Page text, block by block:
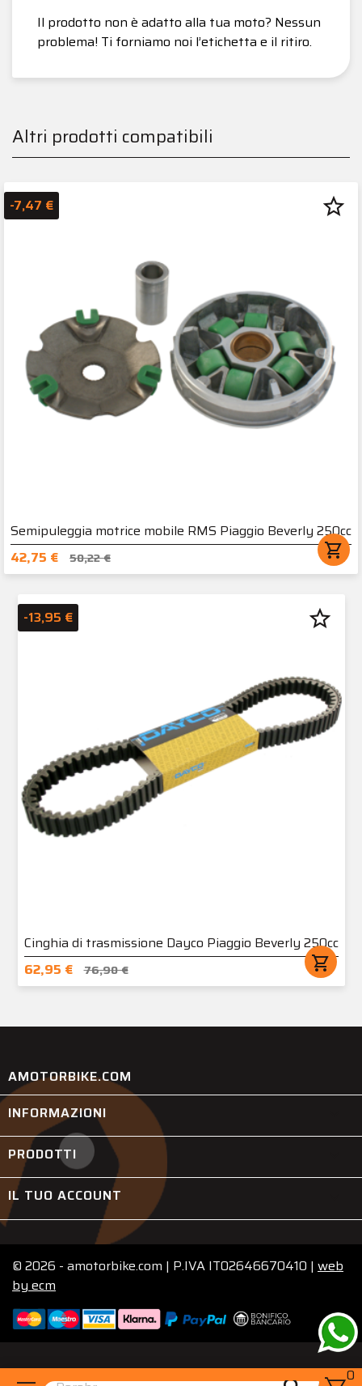
0
Il prodotto non è adatto alla tua moto? Nessun
problema! Ti forniamo noi l’etichetta e il ritiro.
Altri prodotti compatibili
Semipuleggia motrice mobile RMS Piaggio Beverly 250cc
42,75 €
50,22 € shopping_cart
-7,47 € star_border
Cinghia di trasmissione Dayco Piaggio Beverly 250cc
62,95 €
76,90 € shopping_cart
-13,95 € star_border
AMOTORBIKE.COM
INFORMAZIONI
PRODOTTI
IL TUO ACCOUNT
© 2026 - amotorbike.com | P.IVA IT02646670410 | web
by ecm